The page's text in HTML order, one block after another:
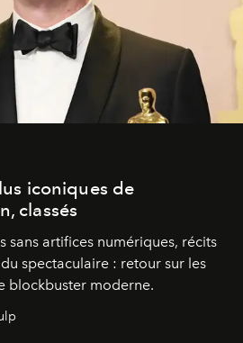
iconiques de
classés
sans artifices numériques, récits
spectaculaire : retour sur les
blockbuster moderne.